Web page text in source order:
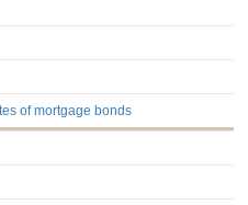
of mortgage bonds